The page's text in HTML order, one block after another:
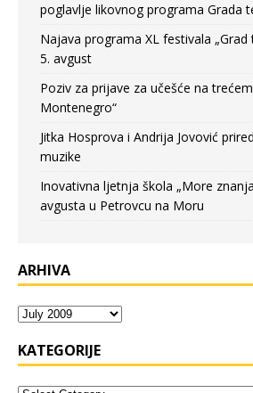
poglavlje likovnog programa Grada
Najava programa XL festivala „Grad
5. avgust
Poziv za prijave za učešće na
Montenegro“
Jitka Hosprova i Andrija Jovović
muzike
Inovativna ljetnja škola „More
avgusta u Petrovcu na Moru
ARHIVA
KATEGORIJE